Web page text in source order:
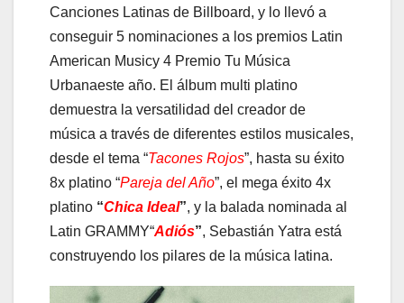
Canciones Latinas de Billboard, y lo llevó a
conseguir 5 nominaciones a los premios Latin
American Musicy 4 Premio Tu Música
Urbanaeste año. El álbum multi platino
demuestra la versatilidad del creador de
música a través de diferentes estilos musicales,
desde el tema “Tacones Rojos”, hasta su éxito
8x platino “Pareja del Año”, el mega éxito 4x
platino “Chica Ideal”, y la balada nominada al
Latin GRAMMY“Adiós”, Sebastián Yatra está
construyendo los pilares de la música latina.